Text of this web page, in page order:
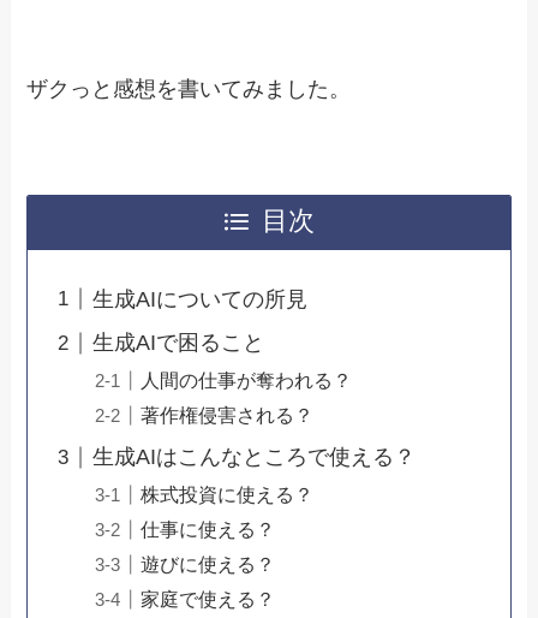
ザクっと感想を書いてみました。
目次
生成AIについての所見
生成AIで困ること
人間の仕事が奪われる？
著作権侵害される？
生成AIはこんなところで使える？
株式投資に使える？
仕事に使える？
遊びに使える？
家庭で使える？